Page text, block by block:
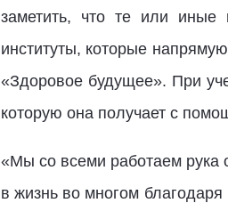
заметить, что те или иные
институты, которые
«Здоровое будущее». При
которую она получает с
«Мы со всеми работаем рука
в жизнь во многом